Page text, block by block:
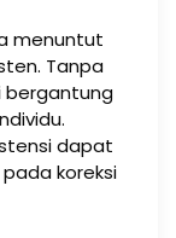
menuntut
Tanpa
bergantung
dapat
koreksi